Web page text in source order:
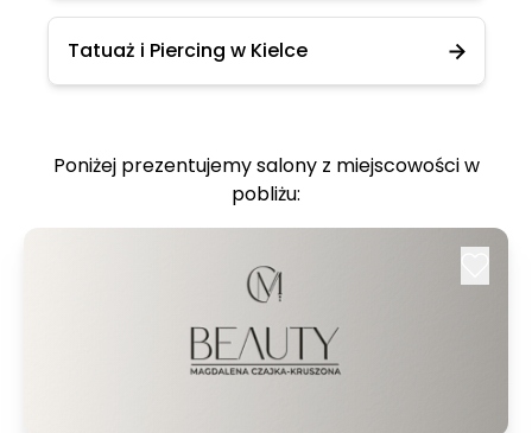
Tatuaż i Piercing w Kielce
Poniżej prezentujemy salony z miejscowości w
pobliżu: